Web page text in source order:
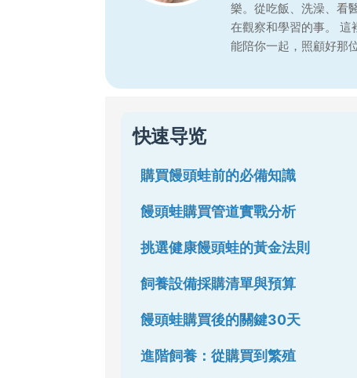
樂。從吃飯、洗澡、看
在觀察和學習的事。 這
能陪你一起，照顧好那
快速导览
購買饅頭蛙前的必備知識
饅頭蛙購買管道實戰分析
挑選健康饅頭蛙的黃金法則
飼養設備採購清單與預算
饅頭蛙購買後的關鍵30天
進階飼養：從購買到繁殖